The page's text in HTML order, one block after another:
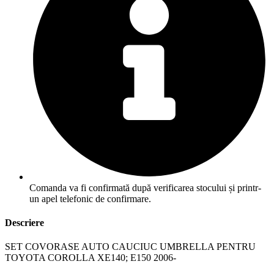
Comanda va fi confirmată după verificarea stocului și printr-
un apel telefonic de confirmare.
Descriere
SET COVORASE AUTO CAUCIUC UMBRELLA PENTRU
TOYOTA COROLLA XE140; E150 2006-